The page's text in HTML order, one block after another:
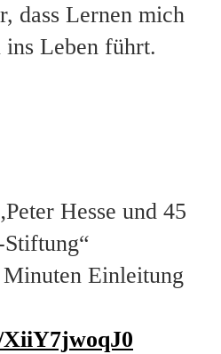
dass Lernen mich
Leben führt.
Hesse und 45
Stiftung“
Einleitung